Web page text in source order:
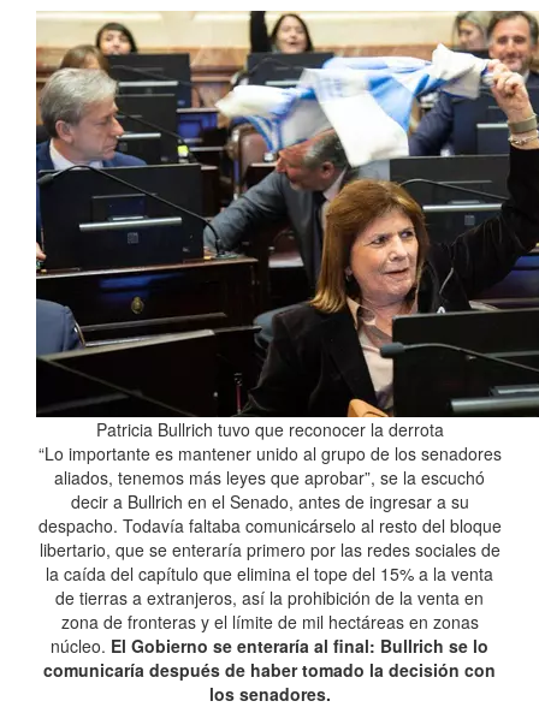
Patricia Bullrich tuvo que reconocer la derrota
“Lo importante es mantener unido al grupo de los senadores
aliados, tenemos más leyes que aprobar”, se la escuchó
decir a Bullrich en el Senado, antes de ingresar a su
despacho. Todavía faltaba comunicárselo al resto del bloque
libertario, que se enteraría primero por las redes sociales de
la caída del capítulo que elimina el tope del 15% a la venta
de tierras a extranjeros, así la prohibición de la venta en
zona de fronteras y el límite de mil hectáreas en zonas
núcleo. El Gobierno se enteraría al final: Bullrich se lo
comunicaría después de haber tomado la decisión con
los senadores.